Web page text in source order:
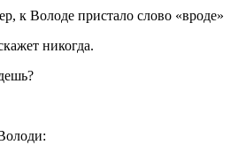
пристало слово «вроде»
никогда.